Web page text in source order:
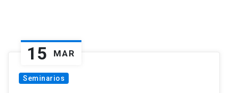
15 MAR
Seminarios